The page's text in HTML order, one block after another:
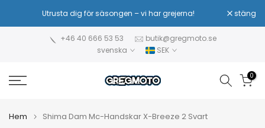
till
Utrusta dig för säsongen – vi har grejerna! stäng
+46 40 666 53 53
butik@gregmoto.se
svenska
SEK
0
Hem Shima Dam Mc-Handskar X-Breeze 2 Svart